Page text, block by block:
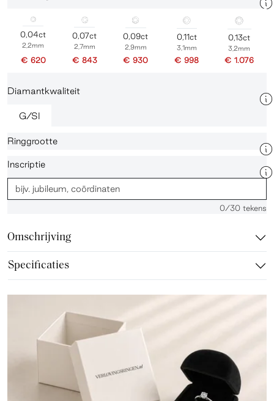
0,04ct
2,2mm
€ 620
0,07ct
2,7mm
€ 843
0,09ct
2,9mm
€ 930
0,11ct
3,1mm
€ 998
0,13ct
3,2mm
€ 1.076
Diamantkwaliteit
G/SI
Ringgrootte
Inscriptie
0/30 tekens
Omschrijving
Specificaties